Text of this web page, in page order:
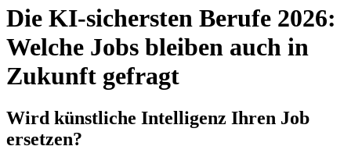
1
Die KI-sichersten Berufe 2026:
Welche Jobs bleiben auch in
Zukunft gefragt
Wird künstliche Intelligenz Ihren Job
ersetzen?